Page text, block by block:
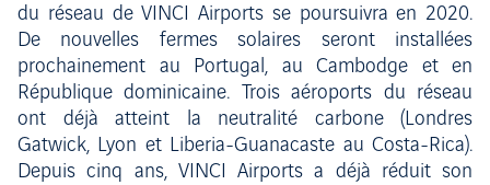
du réseau de VINCI Airports se poursuivra en 2020.
De nouvelles fermes solaires seront installées
prochainement au Portugal, au Cambodge et en
République dominicaine. Trois aéroports du réseau
ont déjà atteint la neutralité carbone (Londres
Gatwick, Lyon et Liberia-Guanacaste au Costa-Rica).
Depuis cinq ans, VINCI Airports a déjà réduit son